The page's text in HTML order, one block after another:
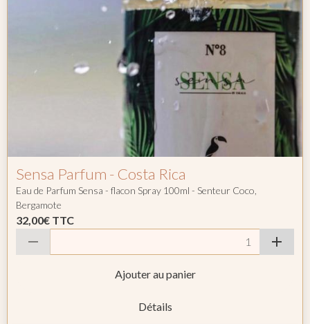
Sensa Parfum - Costa Rica
Eau de Parfum Sensa - flacon Spray 100ml - Senteur Coco,
Bergamote
32,00€ TTC
Ajouter au panier
Détails